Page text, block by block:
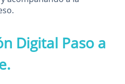
Digital Paso a